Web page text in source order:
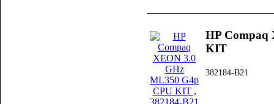
HP Compaq
KIT
382184-B21